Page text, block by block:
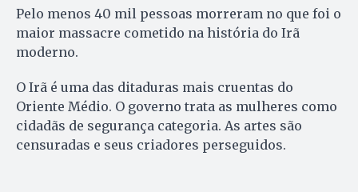
Pelo menos 40 mil pessoas morreram no que foi o
maior massacre cometido na história do Irã
moderno.
O Irã é uma das ditaduras mais cruentas do
Oriente Médio. O governo trata as mulheres como
cidadãs de segurança categoria. As artes são
censuradas e seus criadores perseguidos.